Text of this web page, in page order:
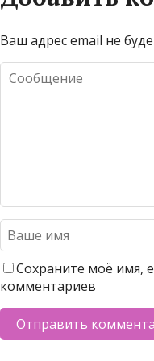
Ваш адрес email не
Сохраните моё имя,
комментариев